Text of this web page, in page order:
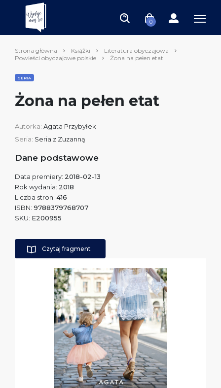
0
Strona główna Książki
Literatura obyczajowa
Powieści obyczajowe polskie
Żona na pełen etat
SERIA
Żona na pełen etat
Autorka: Agata Przybyłek
Seria: Seria z Zuzanną
Dane podstawowe
Data premiery: 2018-02-13
Rok wydania: 2018
Liczba stron: 416
ISBN: 9788379768707
SKU: E200955
Czytaj fragment